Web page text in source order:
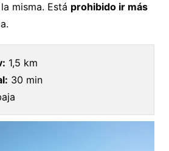
misma. Está prohibido ir más
1,5 km
30 min